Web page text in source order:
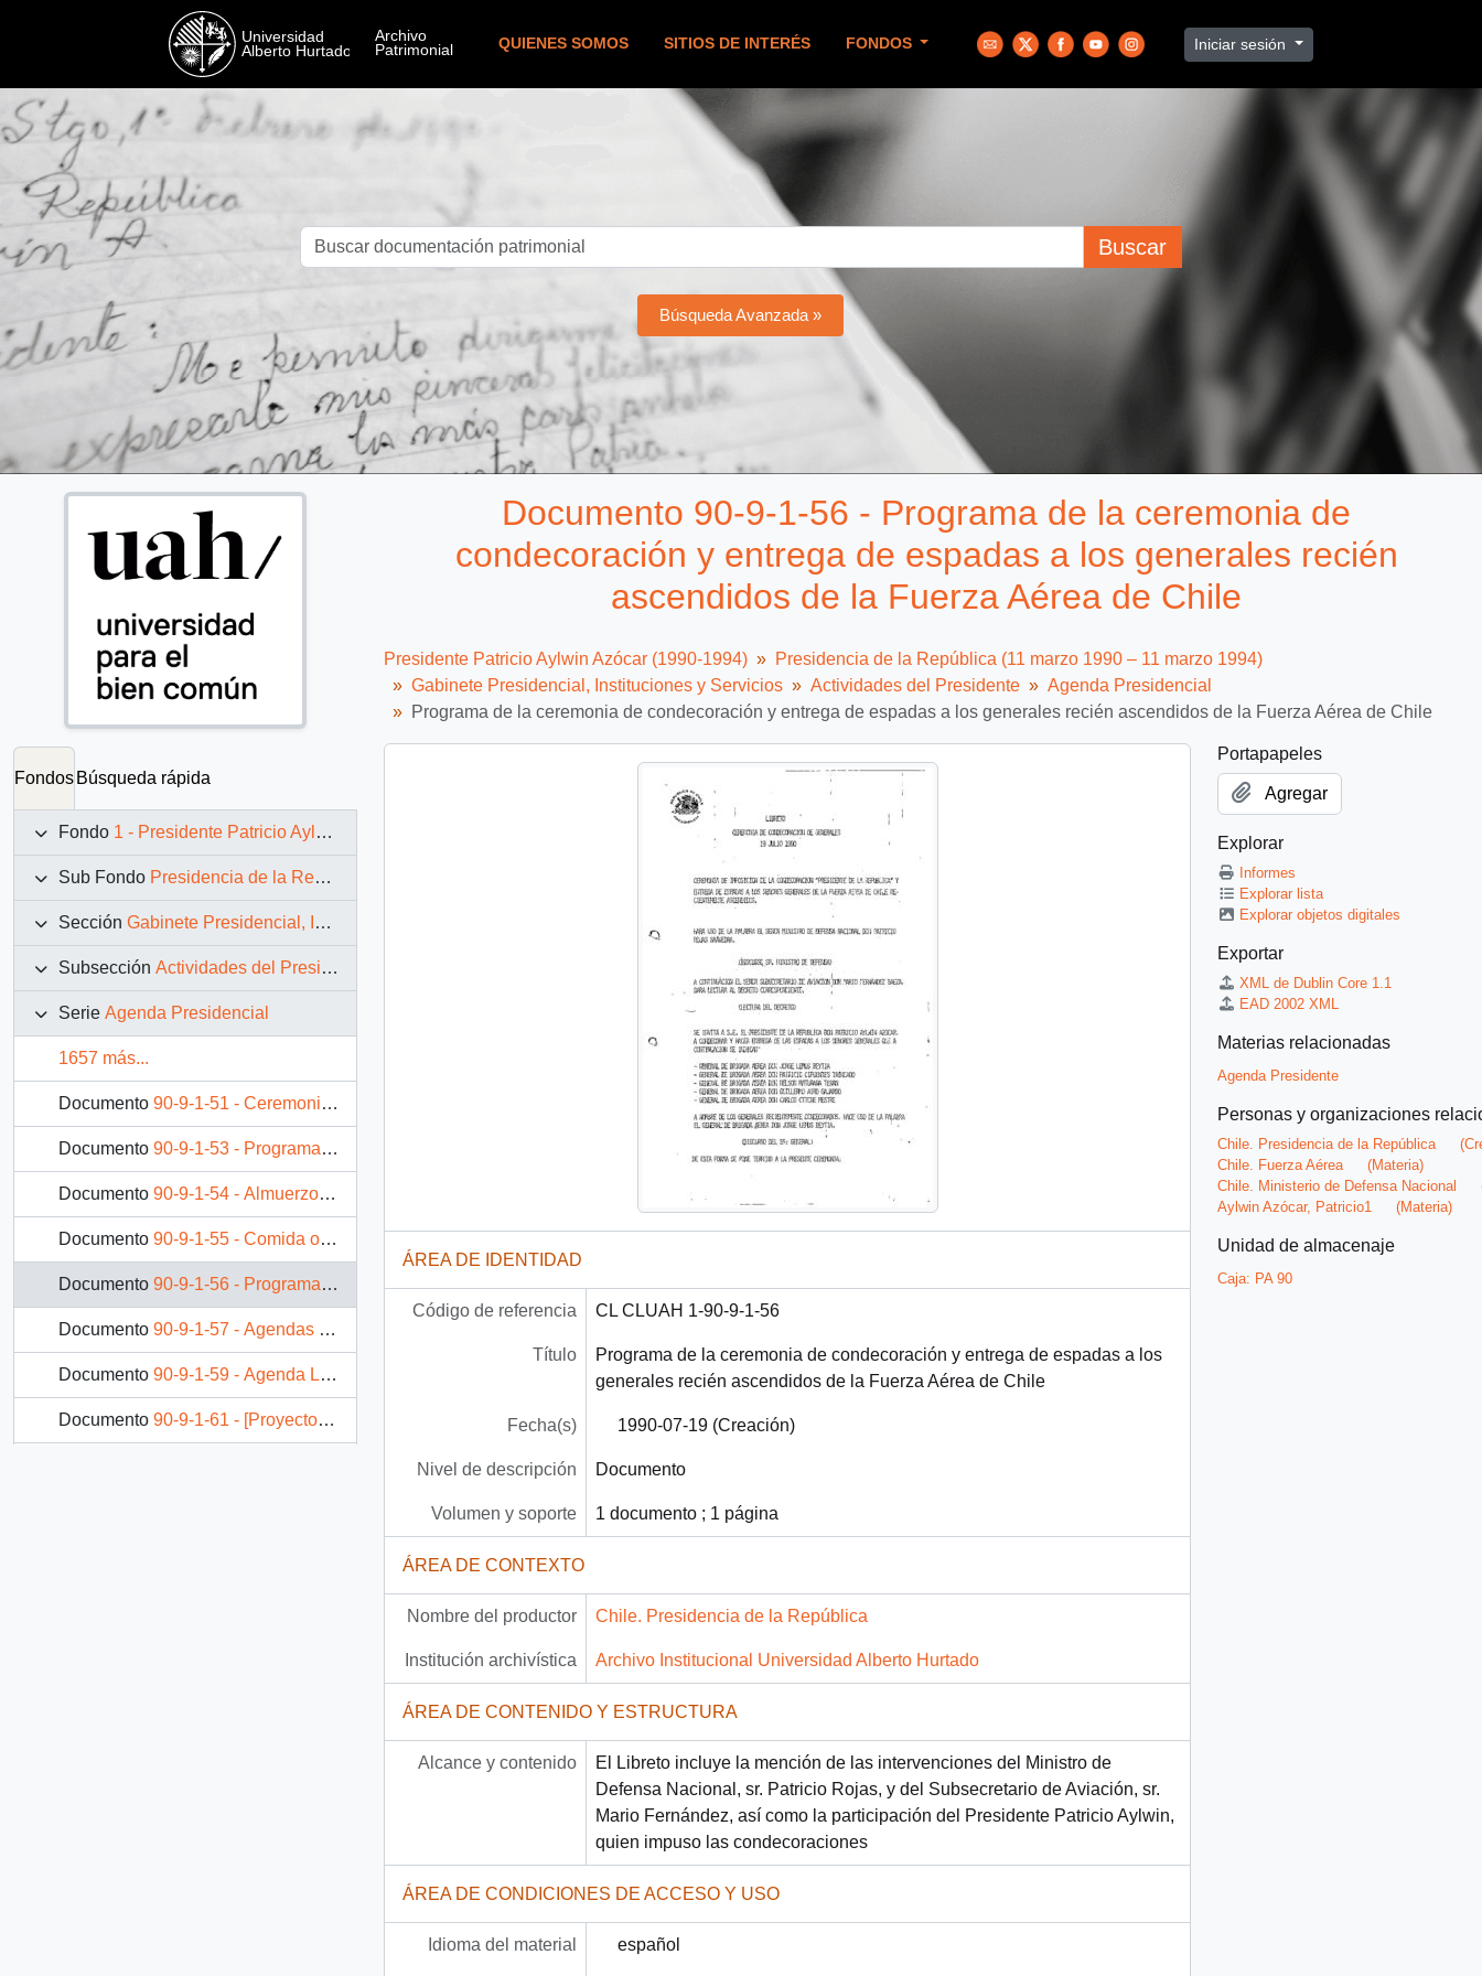
QUIENES SOMOS SITIOS DE INTERÉS FONDOS Iniciar sesión
Buscar
Búsqueda Avanzada »
Fondos Búsqueda rápida
Fondo 1 - Presidente Patricio Aylwin Azócar (1990-1994)
Sub Fondo Presidencia de la República (11 marzo 1990 – 11 marzo 1994)
Sección Gabinete Presidencial, Instituciones y Servicios
Subsección Actividades del Presidente
Serie Agenda Presidencial
1657 más...
Documento 90-9-1-51 - Ceremonia de juramento del ministro Edgardo Boeninger Kausel y la promulgación de la Ley N.º 18.993, que crea el Ministerio Secretaría General de la Presidencia
Documento 90-9-1-53 - Programa oficial de la visita del Presidente de la República a San Bernardo
Documento 90-9-1-54 - Almuerzo ofrecido por el Presidente de la República de Chile en honor al Presidente del Parlamento Europeo, sr. Enrique Barón Crespo
Documento 90-9-1-55 - Comida ofrecida por el Presidente de la República con el Cuerpo de Generales de Carabineros de Chile
Documento 90-9-1-56 - Programa de la ceremonia de condecoración y entrega de espadas a los generales recién ascendidos de la Fuerza Aérea de Chile
Documento 90-9-1-57 - Agendas presidenciales y solicitudes de audiencia de agosto de 1990
Documento 90-9-1-59 - Agenda Lunes 30 de julio de 1990
Documento 90-9-1-61 - [Proyecto de] Programa oficial de la visita de Estado del Presidente de los Estados Unidos, sr. George Bush, a Chile los días 20 y 21 de septiembre de 1990.
Documento 90-9-1-56 - Programa de la ceremonia de
condecoración y entrega de espadas a los generales recién
ascendidos de la Fuerza Aérea de Chile
Presidente Patricio Aylwin Azócar (1990-1994)
Presidencia de la República (11 marzo 1990 – 11 marzo 1994)
Gabinete Presidencial, Instituciones y Servicios
Actividades del Presidente
Agenda Presidencial
Programa de la ceremonia de condecoración y entrega de espadas a los generales recién ascendidos de la Fuerza Aérea de Chile
ÁREA DE IDENTIDAD
Código de referencia CL CLUAH 1-90-9-1-56
Título
Programa de la ceremonia de condecoración y entrega de espadas a los
generales recién ascendidos de la Fuerza Aérea de Chile
Fecha(s) 1990-07-19 (Creación)
Nivel de descripción Documento
Volumen y soporte 1 documento ; 1 página
ÁREA DE CONTEXTO
Nombre del productor Chile. Presidencia de la República
Institución archivística Archivo Institucional Universidad Alberto Hurtado
ÁREA DE CONTENIDO Y ESTRUCTURA
Alcance y contenido
El Libreto incluye la mención de las intervenciones del Ministro de
Defensa Nacional, sr. Patricio Rojas, y del Subsecretario de Aviación, sr.
Mario Fernández, así como la participación del Presidente Patricio Aylwin,
quien impuso las condecoraciones
ÁREA DE CONDICIONES DE ACCESO Y USO
Idioma del material español
Portapapeles
Agregar
Explorar
Informes
Explorar lista
Explorar objetos digitales
Exportar
XML de Dublin Core 1.1
EAD 2002 XML
Materias relacionadas
Agenda Presidente
Personas y organizaciones
Chile. Presidencia de la República
Chile. Fuerza Aérea
(Materia)
Chile. Ministerio de Defensa Nacional
Aylwin Azócar, Patricio1
(Materia)
Unidad de almacenaje
Caja: PA 90